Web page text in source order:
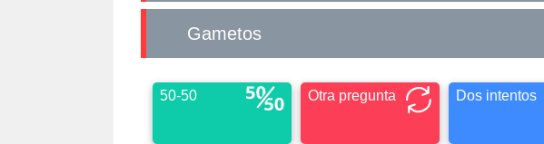
Gametos
50-50 Otra pregunta Dos intentos